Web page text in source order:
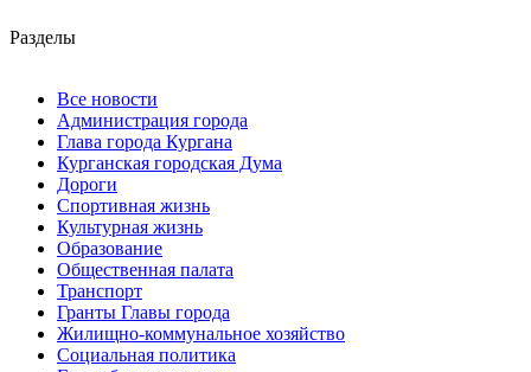
Разделы
Все новости
Администрация города
Глава города Кургана
Курганская городская Дума
Дороги
Спортивная жизнь
Культурная жизнь
Образование
Общественная палата
Транспорт
Гранты Главы города
Жилищно-коммунальное хозяйство
Социальная политика